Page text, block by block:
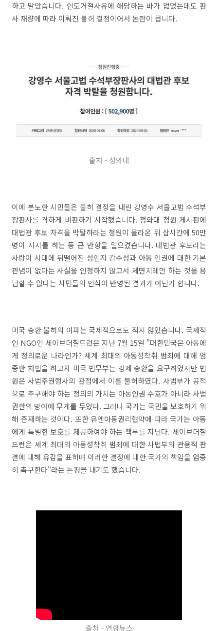
하고 말았습니다. 인도거절사유에 해당하는 바가 없었는데도 판
사 재량에 따라 이뤄진 불허 결정이어서 논란이 큽니다.
출처 - 청와대
이에 분노한 시민들은 불허 결정을 내린 강영수 서울고법 수석부
장판사를 격하게 비판하기 시작했습니다. 청와대 청원 게시판에
대법관 후보 자격을 박탈하라는 청원이 올라온 뒤 삽시간에 50만
명이 지지를 하는 등 큰 반향을 일으켰습니다. 대법관 후보라는
사람이 시대에 뒤떨어진 성인지 감수성과 아동 인권에 대한 기본
관념이 없다는 사실을 인정하지 않고서 체면치레만 하는 것을 용
납할 수 없다는 시민들의 인식이 반영된 결과가 아닌가 합니다.
미국 송환 불허의 여파는 국제적으로도 적지 않았습니다. 국제적
인 NGO인 세이브더칠드런은 지난 7월 15일 "대한민국은 아동에
게 정의로운 나라인가? 세계 최대의 아동성착취 범죄에 대해 엄
중한 처벌을 하고자 미국 법무부는 강제 송환을 요구하였지만 법
원은 사법주권행사의 관점에서 이를 불허하였다. 사법부가 공적
으로 추구해야 하는 정의의 가치는 아동인권 수호가 아니라 사법
권한의 방어에 무게를 두었다. 그러나 국가는 국민을 보호하기 위
해 존재하는 것이다. 또한 유엔아동권리협약에 따라 국가는 아동
에게 특별한 보호를 제공하여야 하는 책무를 지닌다. 세이브더칠
드런은 세계 최대의 아동성착취 범죄에 대한 사법부의 관용적 판
결에 대해 유감을 표하며 이러한 결정에 대한 국가의 책임을 엄중
히 촉구한다"라는 논평을 내기도 했습니다.
출처 - 연합뉴스